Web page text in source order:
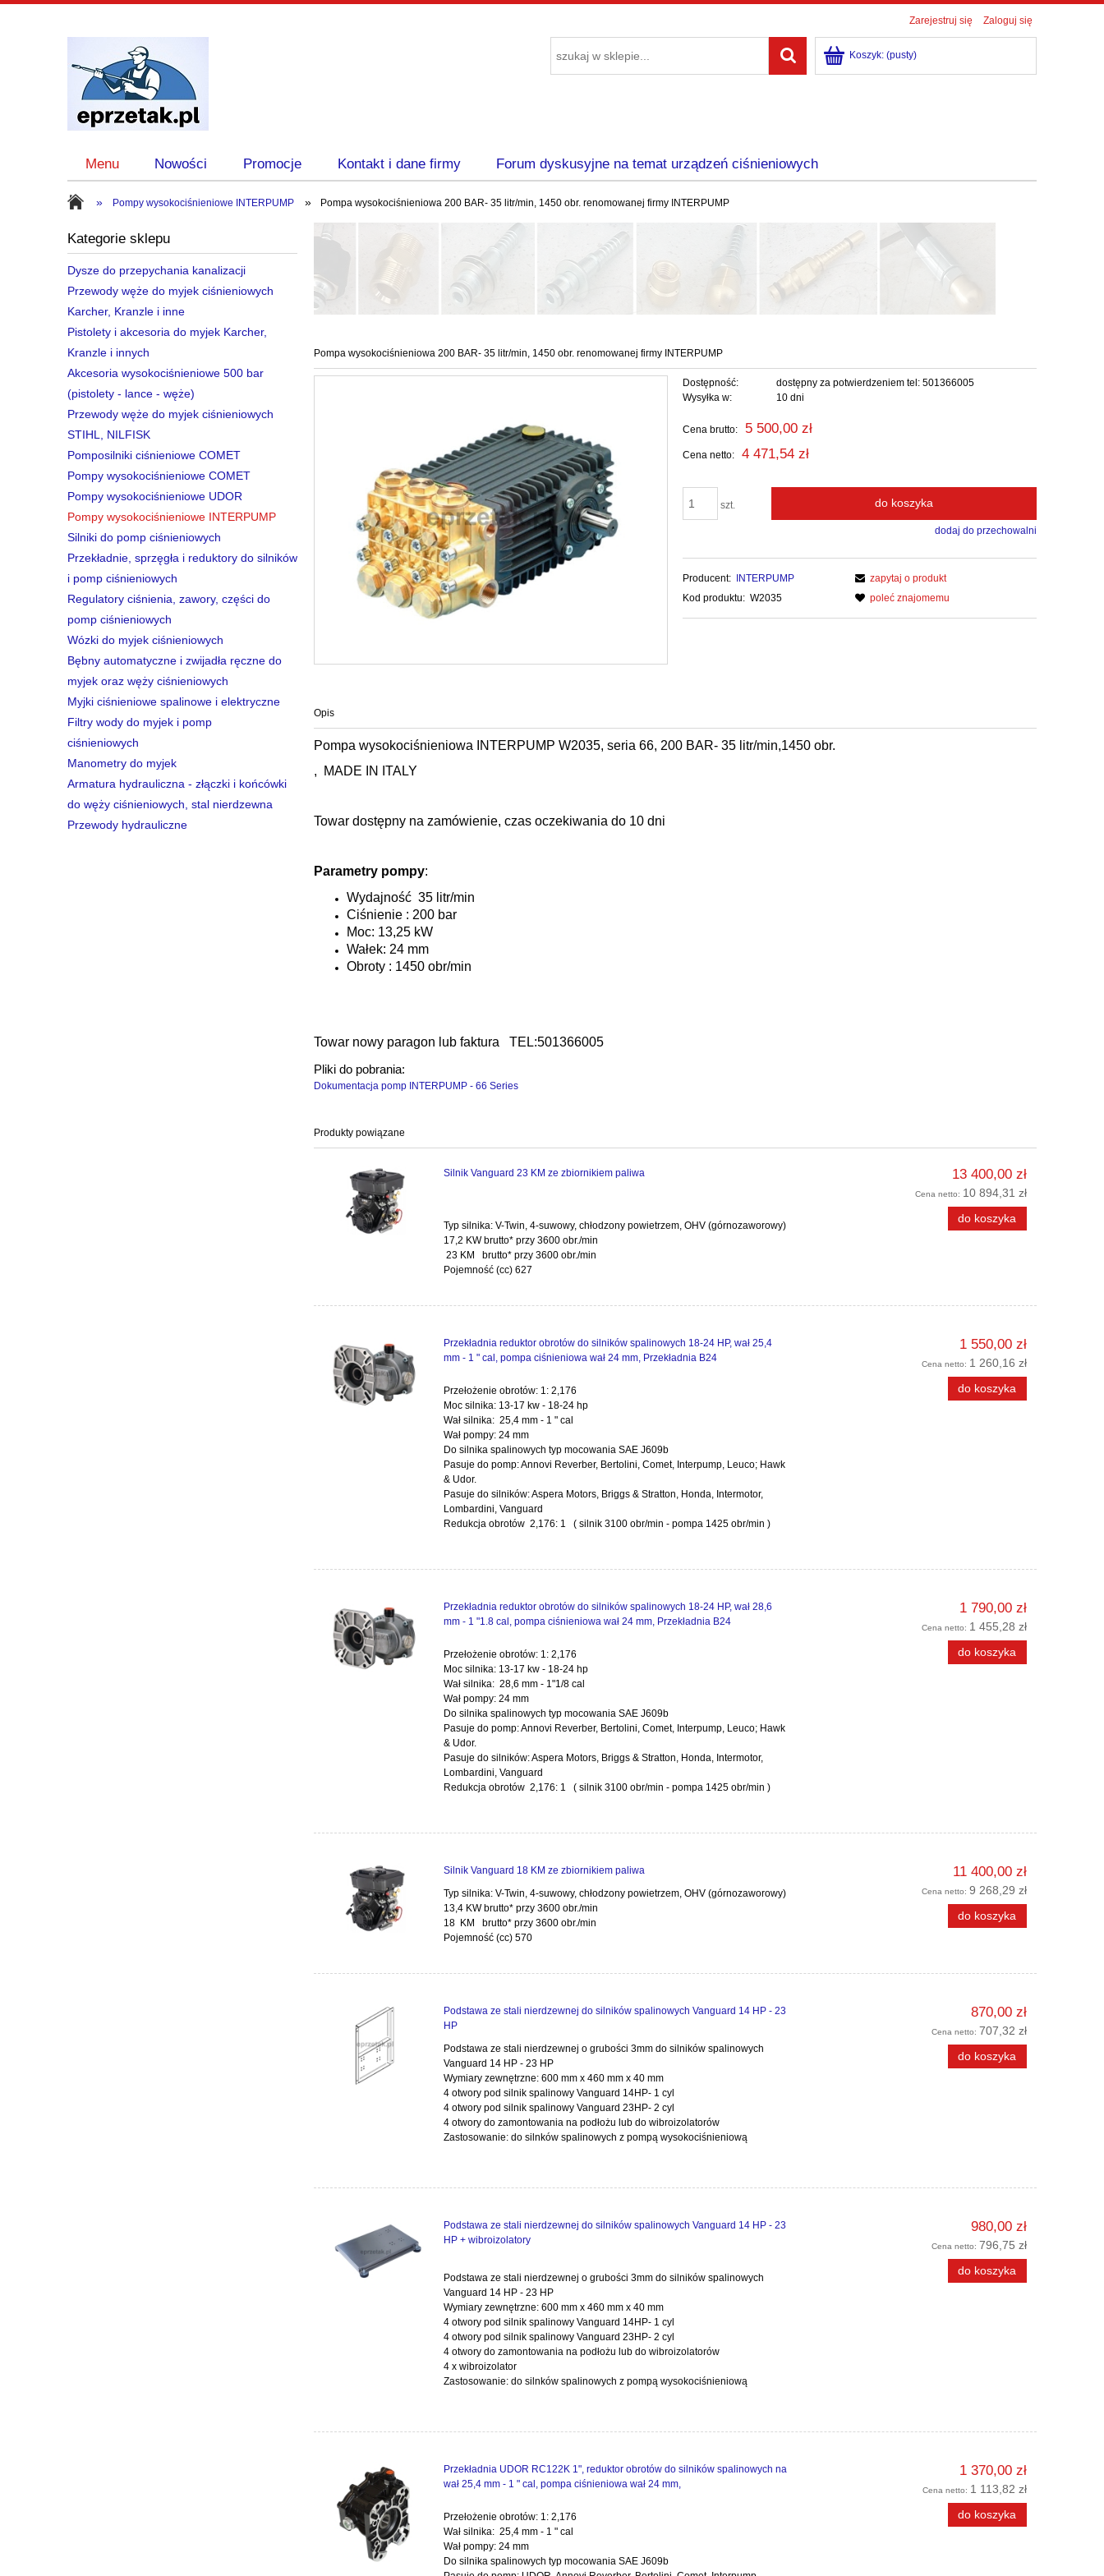
Zarejestruj się Zaloguj się
Koszyk: (pusty)
Menu Nowości Promocje Kontakt i dane firmy Forum dyskusyjne na temat urządzeń ciśnieniowych
» Pompy wysokociśnieniowe INTERPUMP » Pompa wysokociśnieniowa 200 BAR- 35 litr/min, 1450 obr. renomowanej firmy INTERPUMP
Kategorie sklepu
Dysze do przepychania kanalizacji
Przewody węże do myjek ciśnieniowych
Karcher, Kranzle i inne
Pistolety i akcesoria do myjek Karcher,
Kranzle i innych
Akcesoria wysokociśnieniowe 500 bar
(pistolety - lance - węże)
Przewody węże do myjek ciśnieniowych
STIHL, NILFISK
Pomposilniki ciśnieniowe COMET
Pompy wysokociśnieniowe COMET
Pompy wysokociśnieniowe UDOR
Pompy wysokociśnieniowe INTERPUMP
Silniki do pomp ciśnieniowych
Przekładnie, sprzęgła i reduktory do silników
i pomp ciśnieniowych
Regulatory ciśnienia, zawory, części do
pomp ciśnieniowych
Wózki do myjek ciśnieniowych
Bębny automatyczne i zwijadła ręczne do
myjek oraz węży ciśnieniowych
Myjki ciśnieniowe spalinowe i elektryczne
Filtry wody do myjek i pomp
ciśnieniowych
Manometry do myjek
Armatura hydrauliczna - złączki i końcówki
do węży ciśnieniowych, stal nierdzewna
Przewody hydrauliczne
Pompa wysokociśnieniowa 200 BAR- 35 litr/min, 1450 obr. renomowanej firmy INTERPUMP
Dostępność:
dostępny za potwierdzeniem tel: 501366005
Wysyłka w:
10 dni
Cena brutto: 5 500,00 zł
Cena netto: 4 471,54 zł
szt. do koszyka
dodaj do przechowalni
Producent:
INTERPUMP
Kod produktu: W2035
zapytaj o produkt
poleć znajomemu
Opis
Pompa wysokociśnieniowa INTERPUMP W2035, seria 66, 200 BAR- 35 litr/min,1450 obr.
, MADE IN ITALY
Towar dostępny na zamówienie, czas oczekiwania do 10 dni
Parametry pompy:
Wydajność 35 litr/min
Ciśnienie : 200 bar
Moc: 13,25 kW
Wałek: 24 mm
Obroty : 1450 obr/min
Towar nowy paragon lub faktura TEL:501366005
Pliki do pobrania:
Dokumentacja pomp INTERPUMP - 66 Series
Produkty powiązane
Silnik Vanguard 23 KM ze zbiornikiem paliwa
Typ silnika: V-Twin, 4-suwowy, chłodzony powietrzem, OHV (górnozaworowy)
17,2 KW brutto* przy 3600 obr./min
23 KM brutto* przy 3600 obr./min
Pojemność (cc) 627
13 400,00 zł
Cena netto: 10 894,31 zł
do koszyka
Przekładnia reduktor obrotów do silników spalinowych 18-24 HP, wał 25,4
mm - 1 " cal, pompa ciśnieniowa wał 24 mm, Przekładnia B24
Przełożenie obrotów: 1: 2,176
Moc silnika: 13-17 kw - 18-24 hp
Wał silnika: 25,4 mm - 1 " cal
Wał pompy: 24 mm
Do silnika spalinowych typ mocowania SAE J609b
Pasuje do pomp: Annovi Reverber, Bertolini, Comet, Interpump, Leuco; Hawk
& Udor.
Pasuje do silników: Aspera Motors, Briggs & Stratton, Honda, Intermotor,
Lombardini, Vanguard
Redukcja obrotów 2,176: 1 ( silnik 3100 obr/min - pompa 1425 obr/min )
1 550,00 zł
Cena netto: 1 260,16 zł
do koszyka
Przekładnia reduktor obrotów do silników spalinowych 18-24 HP, wał 28,6
mm - 1 "1.8 cal, pompa ciśnieniowa wał 24 mm, Przekładnia B24
Przełożenie obrotów: 1: 2,176
Moc silnika: 13-17 kw - 18-24 hp
Wał silnika: 28,6 mm - 1"1/8 cal
Wał pompy: 24 mm
Do silnika spalinowych typ mocowania SAE J609b
Pasuje do pomp: Annovi Reverber, Bertolini, Comet, Interpump, Leuco; Hawk
& Udor.
Pasuje do silników: Aspera Motors, Briggs & Stratton, Honda, Intermotor,
Lombardini, Vanguard
Redukcja obrotów 2,176: 1 ( silnik 3100 obr/min - pompa 1425 obr/min )
1 790,00 zł
Cena netto: 1 455,28 zł
do koszyka
Silnik Vanguard 18 KM ze zbiornikiem paliwa
Typ silnika: V-Twin, 4-suwowy, chłodzony powietrzem, OHV (górnozaworowy)
13,4 KW brutto* przy 3600 obr./min
18 KM brutto* przy 3600 obr./min
Pojemność (cc) 570
11 400,00 zł
Cena netto: 9 268,29 zł
do koszyka
Podstawa ze stali nierdzewnej do silników spalinowych Vanguard 14 HP - 23
HP
Podstawa ze stali nierdzewnej o grubości 3mm do silników spalinowych
Vanguard 14 HP - 23 HP
Wymiary zewnętrzne: 600 mm x 460 mm x 40 mm
4 otwory pod silnik spalinowy Vanguard 14HP- 1 cyl
4 otwory pod silnik spalinowy Vanguard 23HP- 2 cyl
4 otwory do zamontowania na podłożu lub do wibroizolatorów
Zastosowanie: do silnków spalinowych z pompą wysokociśnieniową
870,00 zł
Cena netto: 707,32 zł
do koszyka
Podstawa ze stali nierdzewnej do silników spalinowych Vanguard 14 HP - 23
HP + wibroizolatory
Podstawa ze stali nierdzewnej o grubości 3mm do silników spalinowych
Vanguard 14 HP - 23 HP
Wymiary zewnętrzne: 600 mm x 460 mm x 40 mm
4 otwory pod silnik spalinowy Vanguard 14HP- 1 cyl
4 otwory pod silnik spalinowy Vanguard 23HP- 2 cyl
4 otwory do zamontowania na podłożu lub do wibroizolatorów
4 x wibroizolator
Zastosowanie: do silnków spalinowych z pompą wysokociśnieniową
980,00 zł
Cena netto: 796,75 zł
do koszyka
Przekładnia UDOR RC122K 1", reduktor obrotów do silników spalinowych na
wał 25,4 mm - 1 " cal, pompa ciśnieniowa wał 24 mm,
Przełożenie obrotów: 1: 2,176
Wał silnika: 25,4 mm - 1 " cal
Wał pompy: 24 mm
Do silnika spalinowych typ mocowania SAE J609b
1 370,00 zł
Cena netto: 1 113,82 zł
do koszyka